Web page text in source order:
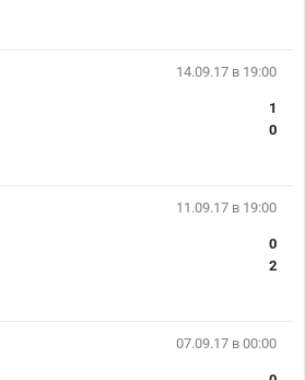
14.09.17 в 19:00
1
0
11.09.17 в 19:00
0
2
07.09.17 в 00:00